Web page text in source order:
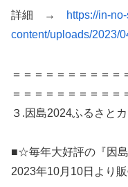
詳細 →
https://in-
content/uploads/2023/
＝＝＝＝＝＝＝＝＝＝
＝＝＝＝＝＝＝＝＝＝
３.因島2024ふるさと
■☆毎年大好評の『因
2023年10月10日より